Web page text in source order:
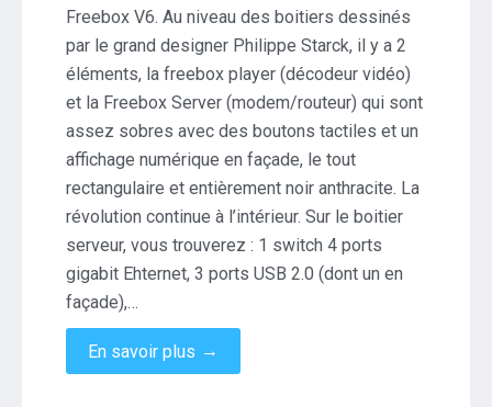
la
V6
Freebox V6. Au niveau des boitiers dessinés
par le grand designer Philippe Starck, il y a 2
éléments, la freebox player (décodeur vidéo)
et la Freebox Server (modem/routeur) qui sont
assez sobres avec des boutons tactiles et un
affichage numérique en façade, le tout
rectangulaire et entièrement noir anthracite. La
révolution continue à l’intérieur. Sur le boitier
serveur, vous trouverez : 1 switch 4 ports
gigabit Ehternet, 3 ports USB 2.0 (dont un en
façade),…
En savoir plus →